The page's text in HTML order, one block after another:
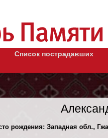
Список пострадавших
рождения: Западная обл.,